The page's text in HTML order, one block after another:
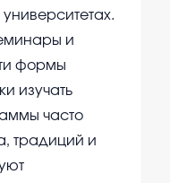
и
формы
изучать
часто
традиций и